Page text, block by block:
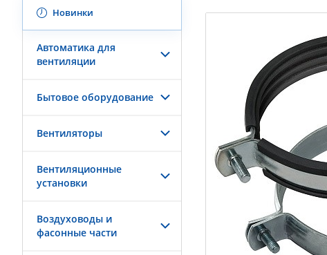
Новинки
Автоматика для
вентиляции
Бытовое оборудование
Вентиляторы
Вентиляционные
установки
Воздуховоды и
фасонные части